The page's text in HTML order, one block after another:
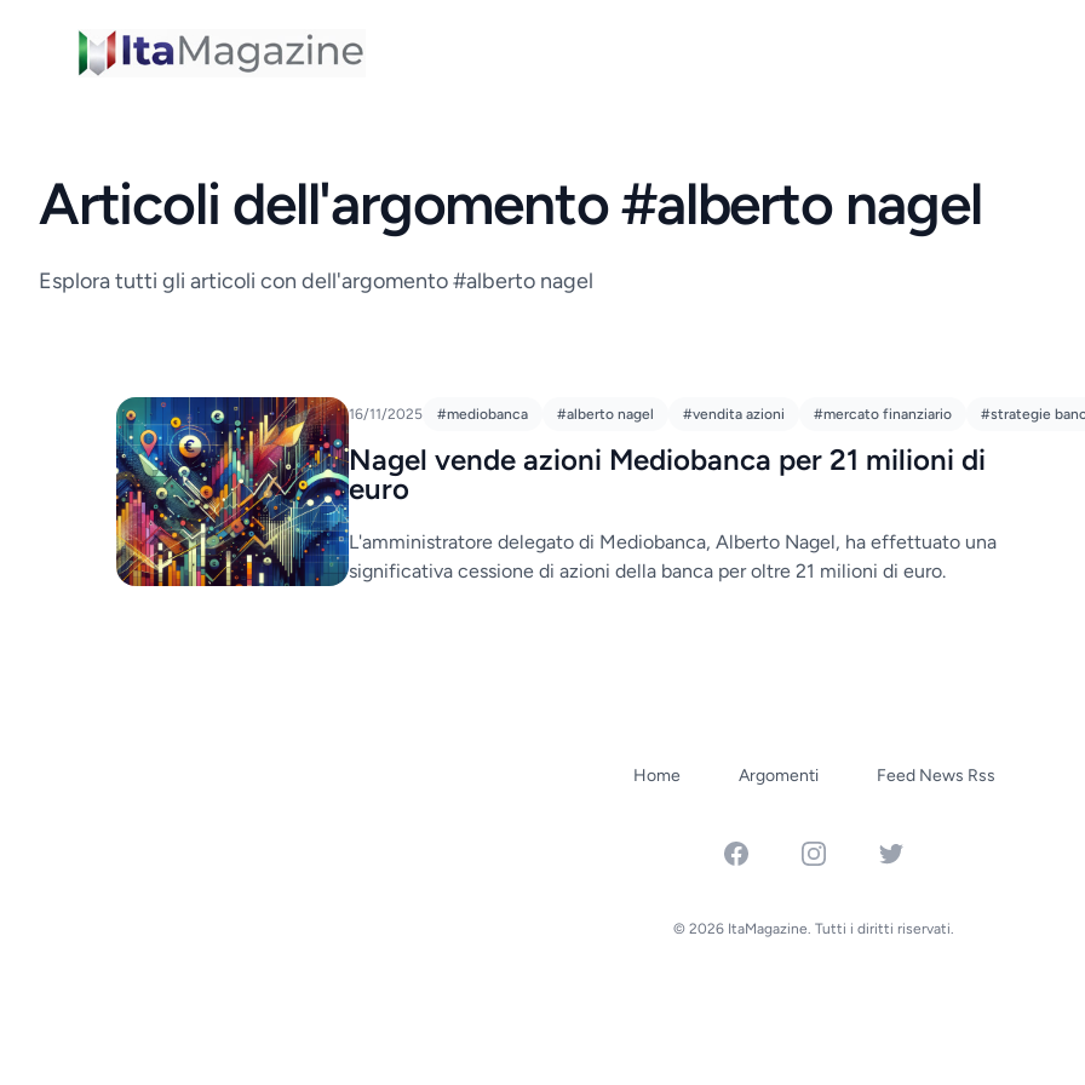
ItaMagazine
Articoli dell'argomento #alberto nagel
Esplora tutti gli articoli con dell'argomento #alberto nagel
16/11/2025 #mediobanca #alberto nagel #vendita azioni #mercato finanziario #strategie
Nagel vende azioni Mediobanca per 21 milioni di
euro
L'amministratore delegato di Mediobanca, Alberto Nagel, ha effettuato una
significativa cessione di azioni della banca per oltre 21 milioni di euro.
Home Argomenti Feed News Rss
FacebookInstagramTwitter
© 2026 ItaMagazine. Tutti i diritti riservati.